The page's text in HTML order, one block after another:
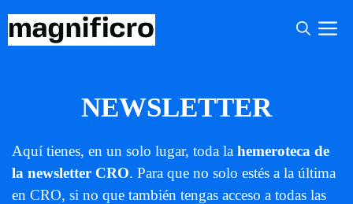
NEWSLETTER
Aquí tienes, en un solo lugar, toda la hemeroteca de
la newsletter CRO. Para que no solo estés a la última
en CRO, si no que también tengas acceso a todas las